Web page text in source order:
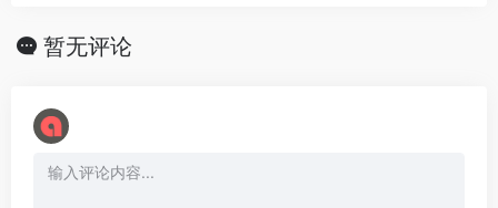
暂无评论